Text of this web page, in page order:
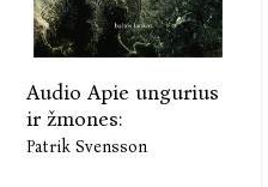
Audio Apie ungurius
ir žmones:
Patrik Svensson